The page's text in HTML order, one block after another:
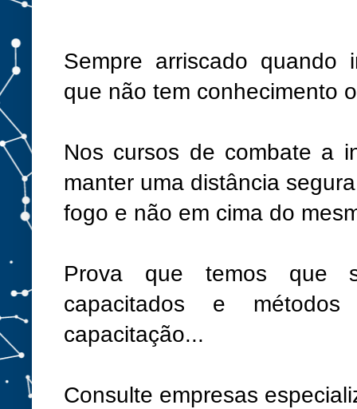
Sempre arriscado quando
que não tem conhecimento
Nos cursos de combate a
manter uma distância
fogo e não em cima do
Prova que temos que
capacitados e
capacitação...
Consulte empresas